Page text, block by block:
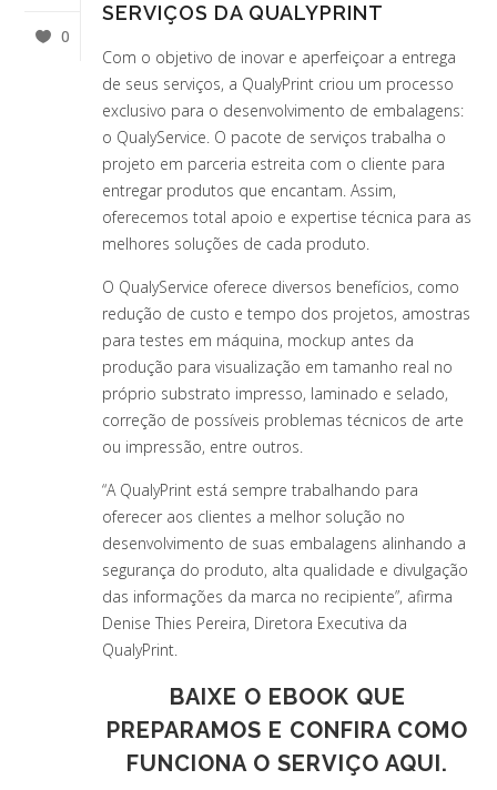
0
SERVIÇOS DA QUALYPRINT
Com o objetivo de inovar e aperfeiçoar a entrega
de seus serviços, a QualyPrint criou um processo
exclusivo para o desenvolvimento de embalagens:
o QualyService. O pacote de serviços trabalha o
projeto em parceria estreita com o cliente para
entregar produtos que encantam. Assim,
oferecemos total apoio e expertise técnica para as
melhores soluções de cada produto.
O QualyService oferece diversos benefícios, como
redução de custo e tempo dos projetos, amostras
para testes em máquina, mockup antes da
produção para visualização em tamanho real no
próprio substrato impresso, laminado e selado,
correção de possíveis problemas técnicos de arte
ou impressão, entre outros.
“A QualyPrint está sempre trabalhando para
oferecer aos clientes a melhor solução no
desenvolvimento de suas embalagens alinhando a
segurança do produto, alta qualidade e divulgação
das informações da marca no recipiente”, afirma
Denise Thies Pereira, Diretora Executiva da
QualyPrint.
BAIXE O EBOOK QUE
PREPARAMOS E CONFIRA COMO
FUNCIONA O SERVIÇO AQUI.